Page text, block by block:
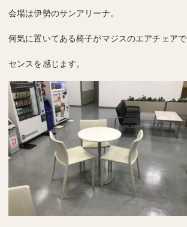
会場は伊勢のサンアリーナ。
何気に置いてある椅子がマジスのエアチェアで
センスを感じます。